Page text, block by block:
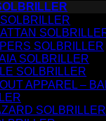
SOLBRILLER
SOLBRILLER
SOLBRILLER
APPAREL –
SOLBRILLER